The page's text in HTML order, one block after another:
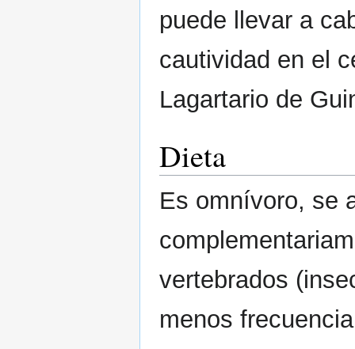
puede llevar a
cautividad en el
Lagartario de
Dieta
Es omnívoro, se
vertebrados
menos